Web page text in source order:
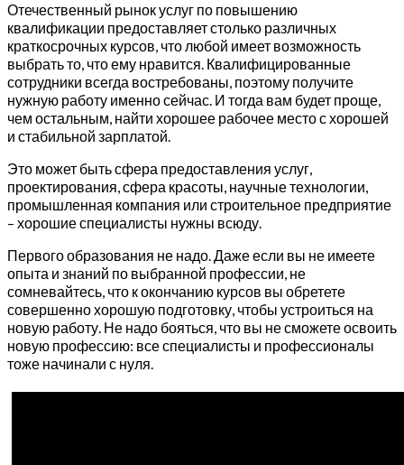
Отечественный рынок услуг по повышению
квалификации предоставляет столько различных
краткосрочных курсов, что любой имеет возможность
выбрать то, что ему нравится. Квалифицированные
сотрудники всегда востребованы, поэтому получите
нужную работу именно сейчас. И тогда вам будет проще,
чем остальным, найти хорошее рабочее место с хорошей
и стабильной зарплатой.
Это может быть сфера предоставления услуг,
проектирования, сфера красоты, научные технологии,
промышленная компания или строительное предприятие
– хорошие специалисты нужны всюду.
Первого образования не надо. Даже если вы не имеете
опыта и знаний по выбранной профессии, не
сомневайтесь, что к окончанию курсов вы обретете
совершенно хорошую подготовку, чтобы устроиться на
новую работу. Не надо бояться, что вы не сможете освоить
новую профессию: все специалисты и профессионалы
тоже начинали с нуля.